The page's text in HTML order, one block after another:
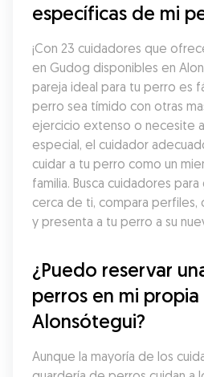
específicas de mi
¡Con 23 cuidadores que
en Gudog disponibles en
pareja ideal para tu perro es
perro sea tímido con otras
ejercicio extenso o necesite
especial, el cuidador
cuidar a tu perro como un
familia. Busca cuidadores
cerca de ti, compara perfiles,
y presenta a tu perro a su
¿Puedo reservar
perros en mi propia
Alonsótegui?
Aunque la mayoría de los